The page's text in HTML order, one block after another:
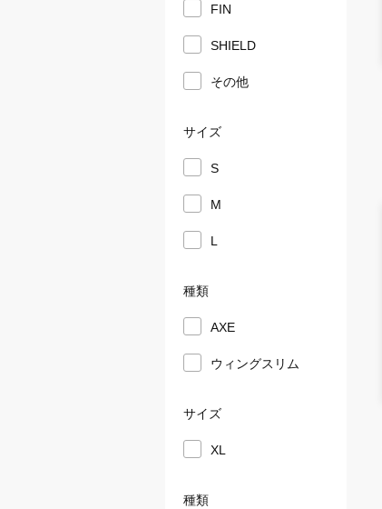
FIN
SHIELD
その他
サイズ
S
M
L
種類
AXE
ウィングスリム
サイズ
XL
種類